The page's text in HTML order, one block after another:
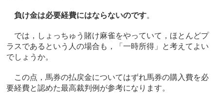
負け金は必要経費にはならないのです。
では，しょっちゅう賭け麻雀をやっていて，ほとんどプ
ラスであるという人の場合も，「一時所得」と考えてよい
でしょうか。
この点，馬券の払戻金についてはずれ馬券の購入費を必
要経費と認めた最高裁判例が参考になります。